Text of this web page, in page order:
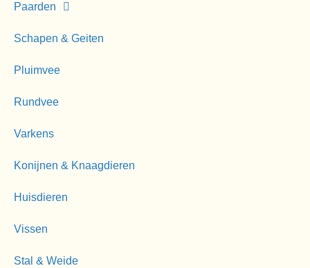
Paarden
Schapen & Geiten
Pluimvee
Rundvee
Varkens
Konijnen & Knaagdieren
Huisdieren
Vissen
Stal & Weide